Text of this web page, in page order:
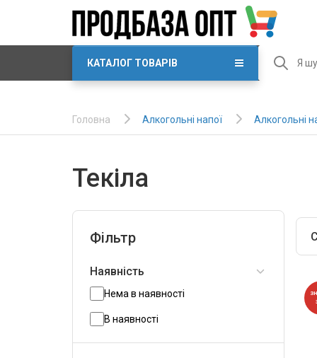
КАТАЛОГ ТОВАРІВ
Головна Алкогольні напої Алкогольні
Текіла
Фільтр
Наявність
Нема в наявності
В наявності